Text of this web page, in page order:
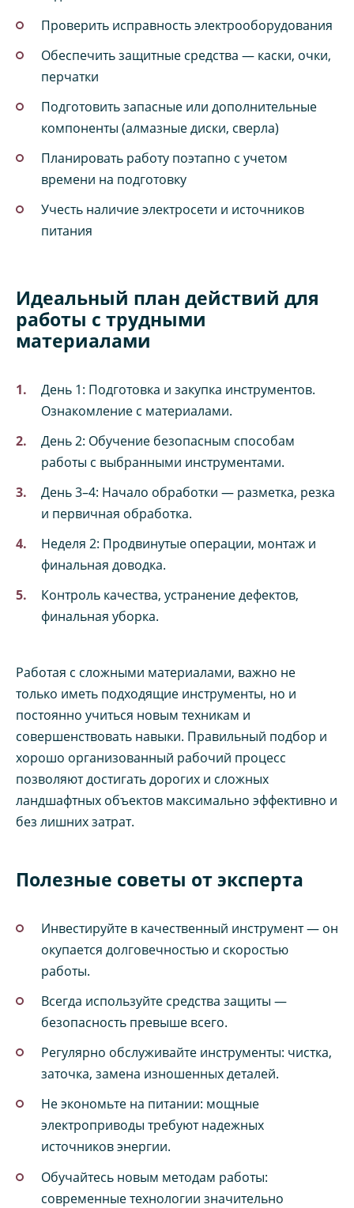
Проверить исправность электрооборудования
Обеспечить защитные средства — каски, очки,
перчатки
Подготовить запасные или дополнительные
компоненты (алмазные диски, сверла)
Планировать работу поэтапно с учетом
времени на подготовку
Учесть наличие электросети и источников
питания
Идеальный план действий для
работы с трудными
материалами
День 1: Подготовка и закупка инструментов.
Ознакомление с материалами.
День 2: Обучение безопасным способам
работы с выбранными инструментами.
День 3–4: Начало обработки — разметка, резка
и первичная обработка.
Неделя 2: Продвинутые операции, монтаж и
финальная доводка.
Контроль качества, устранение дефектов,
финальная уборка.
Работая с сложными материалами, важно не
только иметь подходящие инструменты, но и
постоянно учиться новым техникам и
совершенствовать навыки. Правильный подбор и
хорошо организованный рабочий процесс
позволяют достигать дорогих и сложных
ландшафтных объектов максимально эффективно и
без лишних затрат.
Полезные советы от эксперта
Инвестируйте в качественный инструмент — он
окупается долговечностью и скоростью
работы.
Всегда используйте средства защиты —
безопасность превыше всего.
Регулярно обслуживайте инструменты: чистка,
заточка, замена изношенных деталей.
Не экономьте на питании: мощные
электроприводы требуют надежных
источников энергии.
Обучайтесь новым методам работы:
современные технологии значительно